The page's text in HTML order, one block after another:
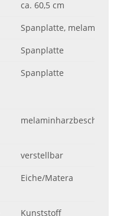
ca. 60,5 cm
Spanplatte,
Spanplatte
Spanplatte
melaminharzbeschichtet,
verstellbar
Eiche/Matera
Kunststoff